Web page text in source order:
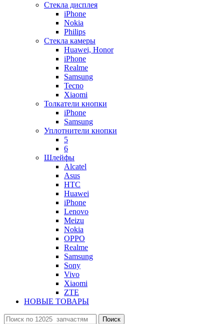
Стекла дисплея
iPhone
Nokia
Philips
Стекла камеры
Huawei, Honor
iPhone
Realme
Samsung
Tecno
Xiaomi
Толкатели кнопки
iPhone
Samsung
Уплотнители кнопки
5
6
Шлейфы
Alcatel
Asus
HTC
Huawei
iPhone
Lenovo
Meizu
Nokia
OPPO
Realme
Samsung
Sony
Vivo
Xiaomi
ZTE
НОВЫЕ ТОВАРЫ
Поиск